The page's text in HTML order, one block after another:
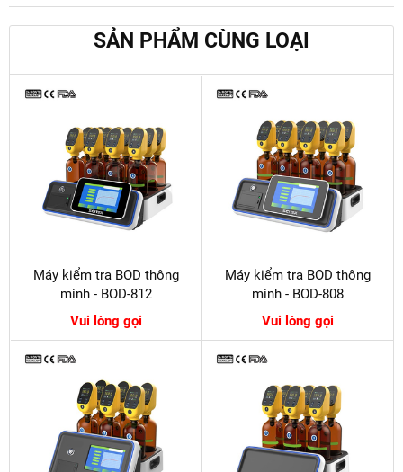
SẢN PHẨM CÙNG LOẠI
Máy kiểm tra BOD thông
minh - BOD-812
Vui lòng gọi
Máy kiểm tra BOD thông
minh - BOD-808
Vui lòng gọi